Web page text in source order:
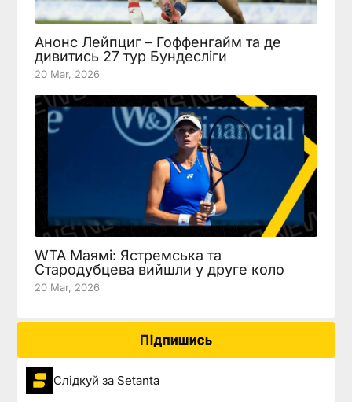
Анонс Лейпциг – Гоффенгайм та де
дивитись 27 тур Бундесліги
20 Mar, 2026
WTA Маямі: Ястремська та
Стародубцева вийшли у друге коло
20 Mar, 2026
Підпишись
Слідкуй за Setanta